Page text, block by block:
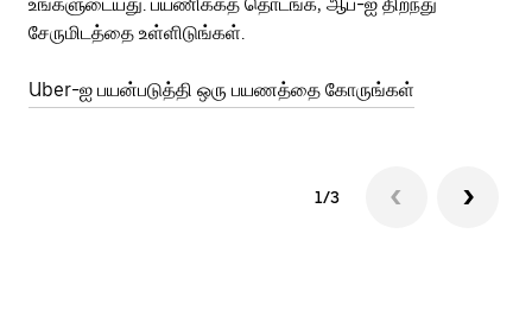
சேருமிடத்தை உள்ளிடுங்கள்.
Uber-ஐ பயன்படுத்தி ஒரு பயணத்தை கோருங்கள்
1/3